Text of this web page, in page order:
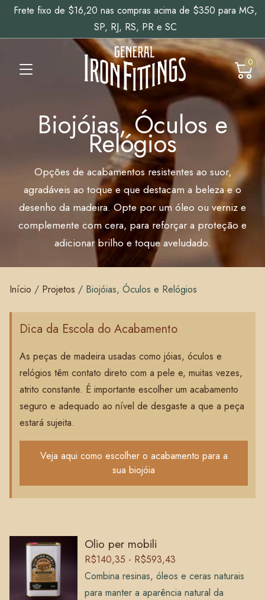
Frete fixo de $16,20 nas compras acima de $350 para MG,
SP, RJ, RS, PR e SC
0
Biojóias, Óculos e
Relógios
Opções de acabamentos resistentes ao suor,
agradáveis ao toque e que destacam a beleza e o
desenho da madeira. Opte por um óleo ou verniz e
complemente com cera, para reforçar a proteção e
adicionar brilho e toque aveludado.
Início / Projetos / Biojóias, Óculos e Relógios
Dica da Escola do Acabamento
As peças de madeira usadas como jóias, óculos e
relógios têm contato direto com a pele e, muitas vezes,
atrito constante. É importante escolher um acabamento
seguro e adequado ao nível de desgaste a que a peça
estará sujeita.
Veja aqui como escolher o acabamento para a
sua biojóia
Olio per mobili
R$140,35 - R$593,43
Combina resinas, óleos e ceras naturais
para manter a aparência natural da